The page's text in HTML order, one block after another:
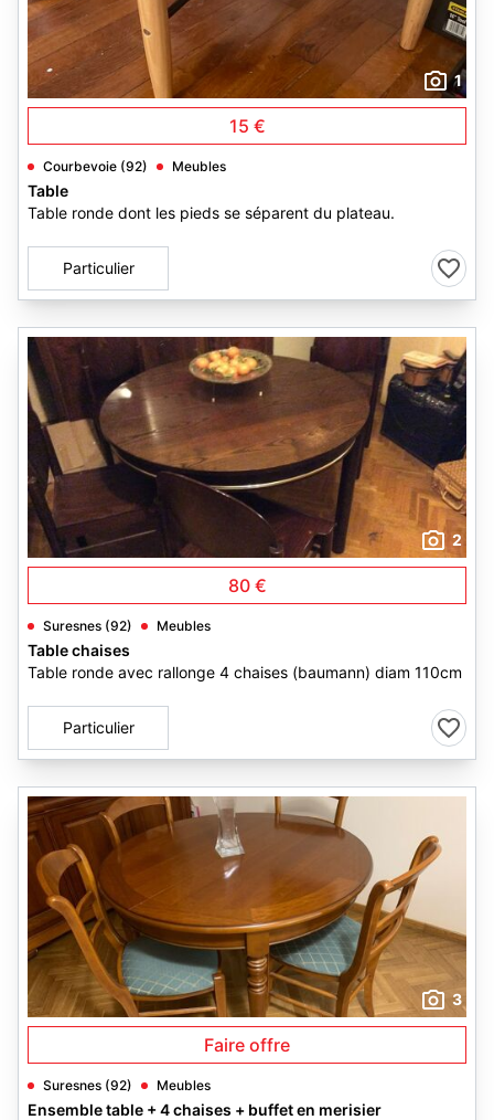
1
15 €
Courbevoie (92) Meubles
Table
Table ronde dont les pieds se séparent du plateau.
Particulier
2
80 €
Suresnes (92) Meubles
Table chaises
Table ronde avec rallonge 4 chaises (baumann) diam 110cm
Particulier
3
Faire offre
Suresnes (92) Meubles
Ensemble table + 4 chaises + buffet en merisier